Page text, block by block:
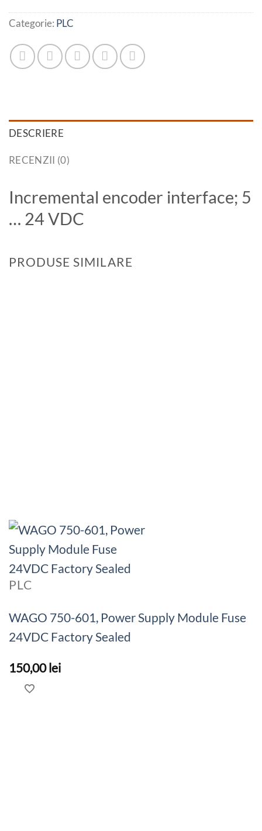
Categorie: PLC
DESCRIERE
RECENZII (0)
Incremental encoder interface; 5
… 24 VDC
PRODUSE SIMILARE
PLC
WAGO 750-601, Power Supply Module Fuse
24VDC Factory Sealed
150,00lei